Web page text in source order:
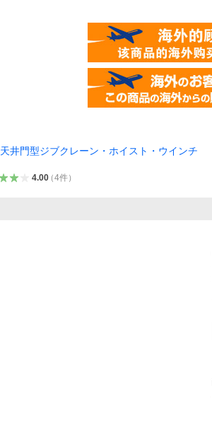
天井門型ジブクレーン・ホイスト・ウインチ
4.00（4件）